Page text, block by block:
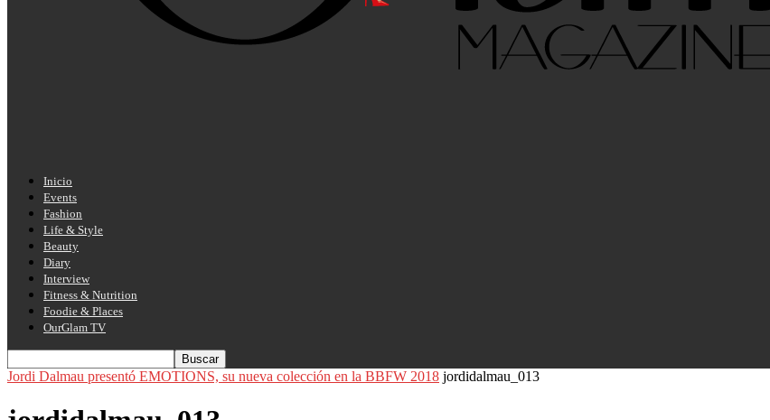
Inicio
Events
Fashion
Life & Style
Beauty
Diary
Interview
Fitness & Nutrition
Foodie & Places
OurGlam TV
Jordi Dalmau presentó EMOTIONS, su nueva colección en la BBFW 2018 jordidalmau_013